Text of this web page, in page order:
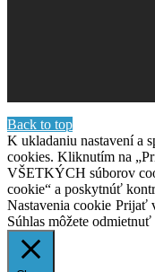
Back to top
K ukladaniu nastavení a
cookies. Kliknutím na
VŠETKÝCH súborov
cookie“ a poskytnúť
Nastavenia cookie Prijať
Súhlas môžete odmietnuť